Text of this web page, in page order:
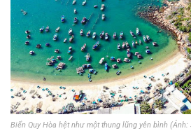
Biển Quy Hòa hệt như một thung lũng yên bình (Ảnh: